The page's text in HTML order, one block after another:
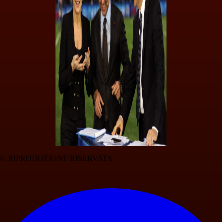
© RIPRODUZIONE RISERVATA